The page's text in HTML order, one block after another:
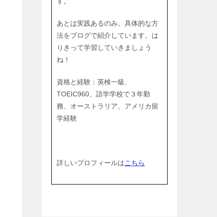
あとは実践あるのみ。具体的な方
法をブログで紹介しています。は
りきって学習していきましょう
ね！
資格と経験：英検一級、
TOEIC960、語学学校で３年勤
務、オーストラリア、アメリカ留
学経験
詳しいプロフィールはこちら